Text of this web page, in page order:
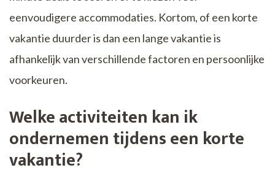
eenvoudigere accommodaties. Kortom, of een korte
vakantie duurder is dan een lange vakantie is
afhankelijk van verschillende factoren en persoonlijke
voorkeuren.
Welke activiteiten kan ik
ondernemen tijdens een korte
vakantie?